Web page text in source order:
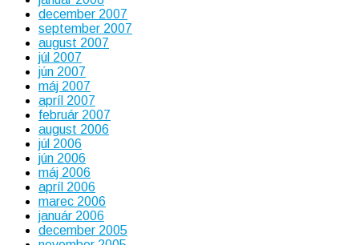
december 2007
september 2007
august 2007
júl 2007
jún 2007
máj 2007
apríl 2007
február 2007
august 2006
júl 2006
jún 2006
máj 2006
apríl 2006
marec 2006
január 2006
december 2005